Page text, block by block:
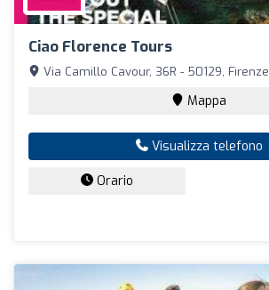
Ciao Florence Tours
Via Camillo Cavour, 36R - 50129, Firenze
Mappa
Visualizza telefono
Orario